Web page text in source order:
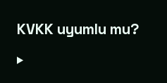
KVKK uyumlu mu?